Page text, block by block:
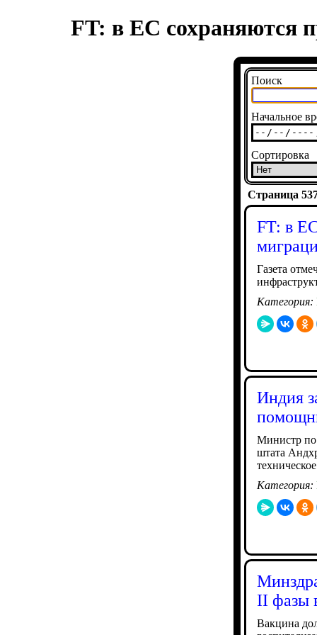
FT: в ЕС сохраняются
Поиск
Начальное
Сортировка
Страница
FT: в
Газета
Категория:
Индия
Министр по
штата
Категория:
II фазы
Вакцина